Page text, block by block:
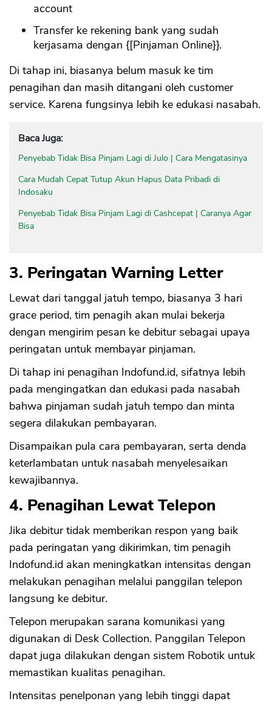
account
Transfer ke rekening bank yang sudah
kerjasama dengan {[Pinjaman Online}}.
Di tahap ini, biasanya belum masuk ke tim
penagihan dan masih ditangani oleh customer
service. Karena fungsinya lebih ke edukasi nasabah.
Baca Juga:
Penyebab Tidak Bisa Pinjam Lagi di Julo | Cara Mengatasinya
Cara Mudah Cepat Tutup Akun Hapus Data Pribadi di
Indosaku
Penyebab Tidak Bisa Pinjam Lagi di Cashcepat | Caranya Agar
Bisa
3. Peringatan Warning Letter
Lewat dari tanggal jatuh tempo, biasanya 3 hari
grace period, tim penagih akan mulai bekerja
dengan mengirim pesan ke debitur sebagai upaya
peringatan untuk membayar pinjaman.
Di tahap ini penagihan Indofund.id, sifatnya lebih
pada mengingatkan dan edukasi pada nasabah
bahwa pinjaman sudah jatuh tempo dan minta
segera dilakukan pembayaran.
Disampaikan pula cara pembayaran, serta denda
keterlambatan untuk nasabah menyelesaikan
kewajibannya.
4. Penagihan Lewat Telepon
Jika debitur tidak memberikan respon yang baik
pada peringatan yang dikirimkan, tim penagih
Indofund.id akan meningkatkan intensitas dengan
melakukan penagihan melalui panggilan telepon
langsung ke debitur.
Telepon merupakan sarana komunikasi yang
digunakan di Desk Collection. Panggilan Telepon
dapat juga dilakukan dengan sistem Robotik untuk
memastikan kualitas penagihan.
Intensitas penelponan yang lebih tinggi dapat